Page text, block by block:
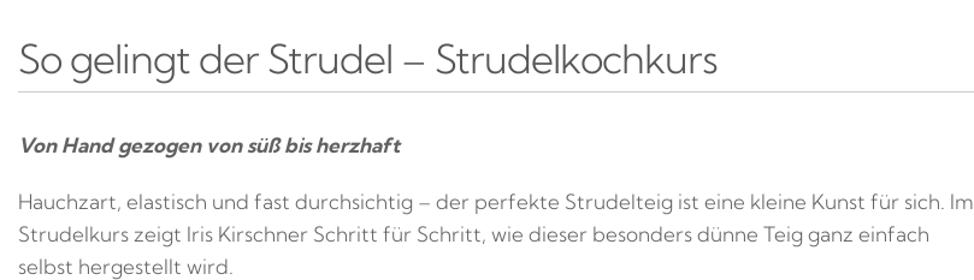
So gelingt der Strudel – Strudelkochkurs
Von Hand gezogen von süß bis herzhaft
Hauchzart, elastisch und fast durchsichtig – der perfekte Strudelteig ist eine kleine Kunst für sich. Im
Strudelkurs zeigt Iris Kirschner Schritt für Schritt, wie dieser besonders dünne Teig ganz einfach
selbst hergestellt wird.